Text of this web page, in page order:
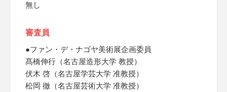
無し
審査員
●ファン・デ・ナゴヤ美術展企画委員
髙橋伸行（名古屋造形大学 教授）
伏木 啓（名古屋学芸大学 准教授）
松岡 徹（名古屋芸術大学 准教授）